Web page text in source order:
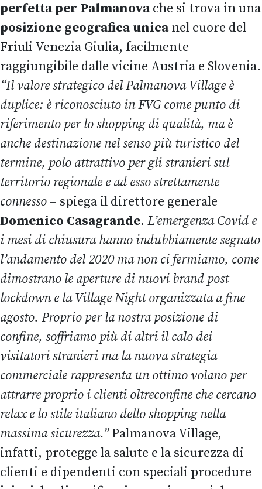
perfetta per Palmanovache si trova in una
posizione geografica unicanel cuore del
Friuli Venezia Giulia, facilmente
raggiungibile dalle vicine Austria e Slovenia.
“Il valore strategico del Palmanova Village è
duplice: è riconosciuto in FVG come punto di
riferimento per lo shopping di qualità, ma è
anche destinazione nel senso più turistico del
termine, polo attrattivo per gli stranieri sul
territorio regionale e ad esso strettamente
connesso – spiega il direttore generale
Domenico Casagrande. L’emergenza Covid e
i mesi di chiusura hanno indubbiamente segnato
l’andamento del 2020 ma non ci fermiamo, come
dimostrano le aperture di nuovi brand post
lockdown e la Village Night organizzata a fine
agosto. Proprio per la nostra posizione di
confine, soffriamo più di altri il calo dei
visitatori stranieri ma la nuova strategia
commerciale rappresenta un ottimo volano per
attrarre proprio i clienti oltreconfine che cercano
relax e lo stile italiano dello shopping nella
massima sicurezza.”Palmanova Village,
infatti, protegge la salute e la sicurezza di
clienti e dipendenti con speciali procedure